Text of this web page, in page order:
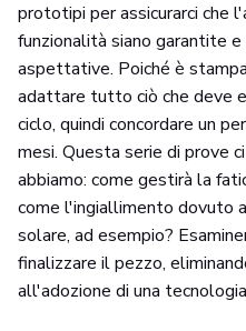
prototipi per assicurarci che
funzionalità siano garantite
aspettative. Poiché è
adattare tutto ciò che deve
ciclo, quindi concordare un
mesi. Questa serie di prove
abbiamo: come gestirà la
come l'ingiallimento dovuto
solare, ad esempio?
finalizzare il pezzo,
all'adozione di una